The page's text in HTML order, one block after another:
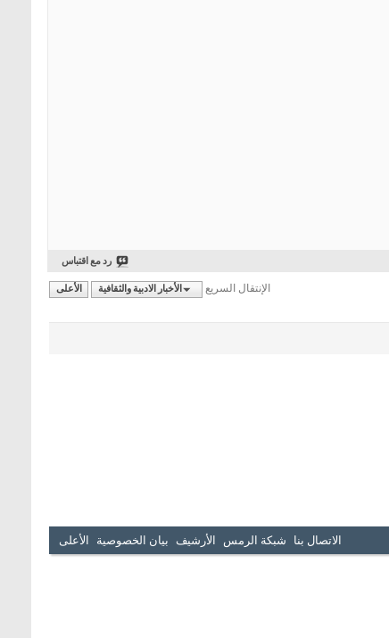
رد مع اقتباس
الإنتقال السريع الأخبار الادبية والثقافية الأعلى
الاتصال بنا شبكة الرمس الأرشيف بيان الخصوصية الأعلى